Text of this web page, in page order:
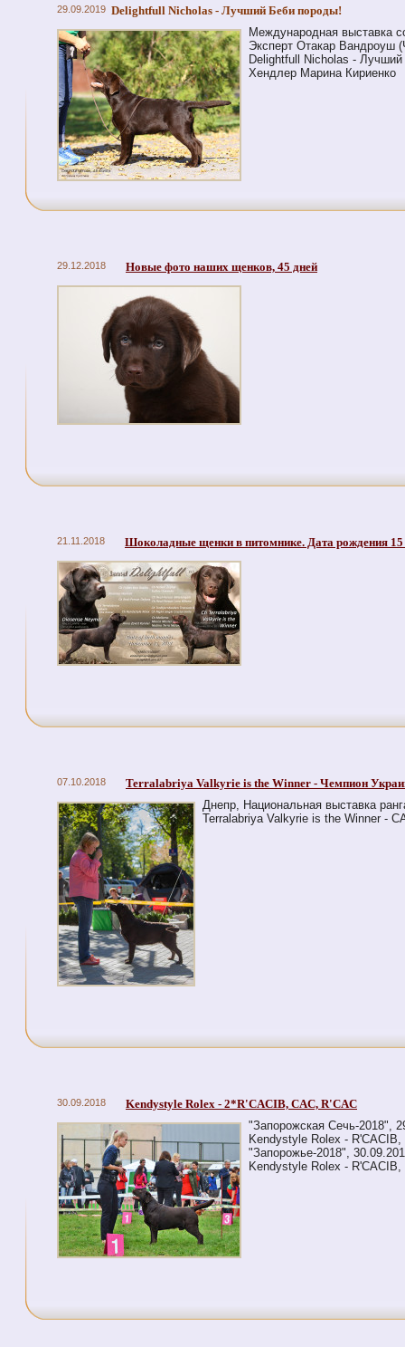
29.09.2019 Delightfull Nicholas - Лучший Беби породы!
Международная выставка
Эксперт Отакар Вандроуш
Delightfull Nicholas -
Хендлер Марина Кириенко
29.12.2018 Новые фото наших щенков, 45 дней
21.11.2018 Шоколадные щенки в питомнике. Дата рождения 15
07.10.2018
Terralabriya Valkyrie is the Winner - Чемпион
Днепр, Национальная выставка
Terralabriya Valkyrie is the Winner -
30.09.2018
Kendystyle Rolex - 2*R'CACIB, CAC, R'CAC
"Запорожская Сечь-2018",
Kendystyle Rolex - R'CACIB,
"Запорожье-2018",
Kendystyle Rolex - R'CACIB,